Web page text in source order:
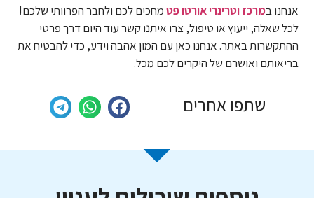
אנחנו במרכז וטרינרי אורטו פטמחכים לכם ולחבר הפרוותי שלכם!
לכל שאלה, ייעוץ או טיפול, צרו איתנו קשר עוד היום דרך פרטי
ההתקשרות באתר. אנחנו כאן עם המון אהבה וידע, כדי להבטיח את
בריאותם ואושרם של היקרים לכם מכל.
שתפו אחרים